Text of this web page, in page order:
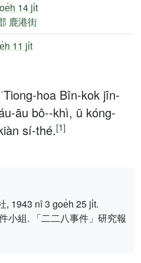
hoa Bîn-kok jîn-
āu bô--khì, ū kóng-
sí-thé.[1]
, 1943 nî 3 goe̍h 25 ji̍t.
小組. 「二二八事件」研究報
14 ji̍t
鹿港街
11 ji̍t